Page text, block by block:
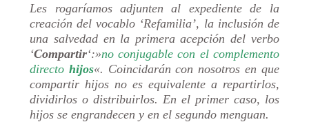
Les rogaríamos adjunten al expediente de la
creación del vocablo ‘Refamilia’, la inclusión de
una salvedad en la primera acepción del verbo
‘Compartir‘:»no conjugable con el complemento
directohijos«. Coincidarán con nosotros en que
compartir hijos no es equivalente a repartirlos,
dividirlos o distribuirlos. En el primer caso, los
hijos se engrandecen y en el segundo menguan.